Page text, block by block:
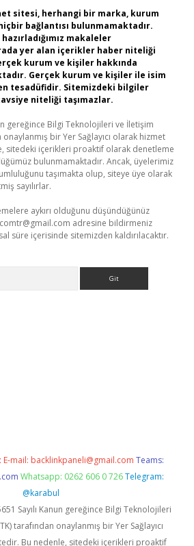
sitesi, herhangi bir marka, kurum
bağlantısı bulunmamaktadır.
makaleler
yer alan içerikler haber niteliği
kurum ve kişiler hakkında
Gerçek kurum ve kişiler ile isim
tesadüfidir. Sitemizdeki bilgiler
niteliği taşımazlar.
gereğince Bilgi Teknolojileri ve İletişim
bir Yer Sağlayıcı olarak hizmet
sitedeki içerikleri proaktif olarak denetleme
bulunmamaktadır. Ancak, üyelerimiz
taşımakta olup, siteye üye olarak
sayılırlar.
aykırı olduğunu düşündüğünüz
adresine bildirmeniz
süre içerisinde sitemizden kaldırılacaktır.
E-mail: backlinkpaneli@gmail.com Teams:
Whatsapp: 0262 606 0 726 Telegram:
@karabul
Sayılı Kanun gereğince Bilgi Teknolojileri
tarafından onaylanmış bir Yer Sağlayıcı
Bu nedenle, sitedeki içerikleri proaktif